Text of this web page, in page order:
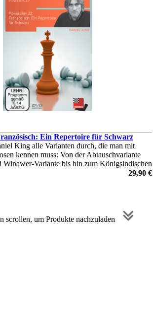
Ein Repertoire für Schwarz
King alle Varianten durch, die man mit
kennen muss: Von der Abtauschvariante
Winawer-Variante bis hin zum Königsindischen
29,90 €
scrollen, um Produkte nachzuladen